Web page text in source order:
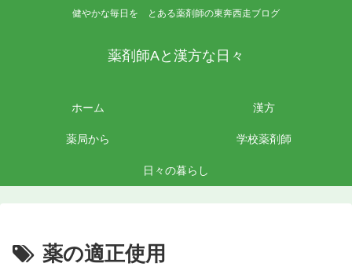
健やかな毎日を とある薬剤師の東奔西走ブログ
薬剤師Aと漢方な日々
ホーム 漢方
薬局から 学校薬剤師
日々の暮らし
薬の適正使用